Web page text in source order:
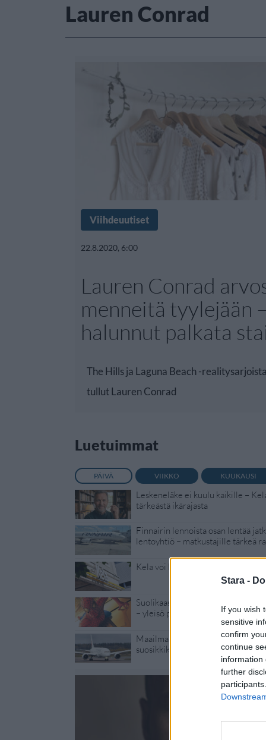
Stara -
If you wish
sensitive
confirm
continue
information
further
Lauren Conrad
Viihdeuutiset
22.8.2020, 6:00
Lauren Conrad
menneitä tyylejään
halunnut palkata
The Hills ja Laguna Beach -
tullut Lauren Conrad
Luetuimmat
PÄIVÄ VIIKKO KUUKAUSI
Leskeneläke ei kuulu kaikille –
tärkeästä ikärajasta
Finnairin lennoista osan lentää
lentoyhtiö – matkustajille tärkeä
Kela voi leikata tukia
Suolikaasun tuoksu levisi Spider-
– yleisö poistui paikalta
Maailman eniten matkustaneet
suosikkikohteensa – yllättävä